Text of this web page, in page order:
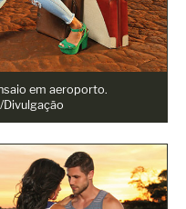
em aeroporto.
Divulgação